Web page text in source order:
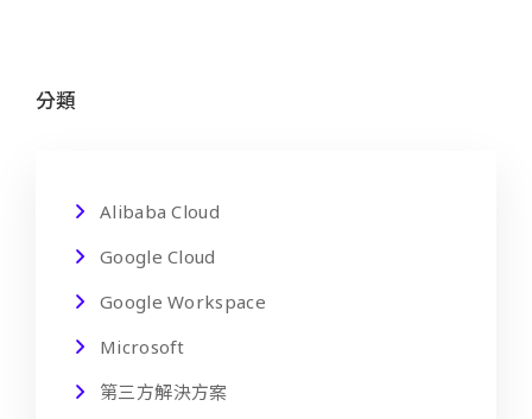
分類
Alibaba Cloud
Google Cloud
Google Workspace
Microsoft
第三方解決方案